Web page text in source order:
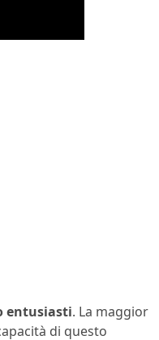
entusiasti. La maggior
di questo